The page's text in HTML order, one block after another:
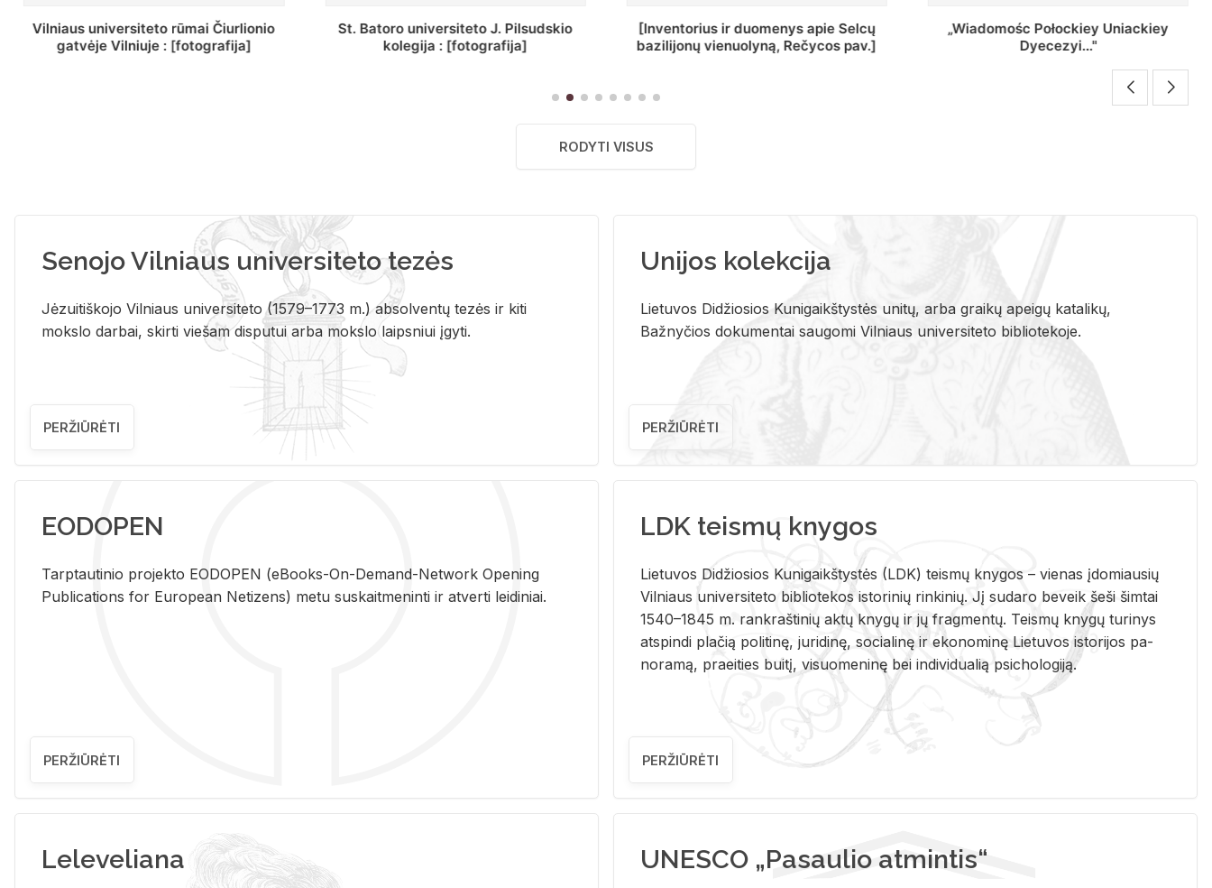
St. Batoro universiteto J. Pilsudskio
kolegija : [fotografija]
[Inventorius ir duomenys apie Selcų
bazilijonų vienuolyną, Rečycos pav.]
„Wiadomośc Połockiey Uniackiey
Dyecezyi..."
Regestr Parochow Dekanatu
Brzeskiego
RODYTI VISUS
Senojo Vilniaus universiteto tezės
Jėzuitiškojo Vilniaus universiteto (1579–1773 m.) absolventų tezės ir kiti
mokslo darbai, skirti viešam disputui arba mokslo laipsniui įgyti.
PERŽIŪRĖTI
Unijos kolekcija
Lietuvos Didžiosios Kunigaikštystės unitų, arba graikų apeigų katalikų,
Bažnyčios dokumentai saugomi Vilniaus universiteto bibliotekoje.
PERŽIŪRĖTI
EODOPEN
Tarp­tau­ti­nio pro­jek­to EO­DO­PEN (eBo­oks-On-De­mand-Ne­twork Ope­ning
Pub­li­ca­tions for Eu­ro­pe­an Ne­ti­zens) metu su­skait­me­nin­ti ir at­ver­ti lei­di­niai.
PERŽIŪRĖTI
LDK teismų knygos
Lie­tu­vos Di­džio­sios Ku­ni­gaikš­tys­tės (LDK) teis­mų kny­gos – vie­nas įdo­miau­sių
Vil­niaus uni­ver­si­te­to bi­b­lio­te­kos is­to­ri­nių rin­ki­nių. Jį su­da­ro be­veik šeši šim­tai
1540–1845 m. rank­raš­ti­nių aktų kny­gų ir jų frag­men­tų. Teis­mų kny­gų tu­ri­nys
at­spin­di pla­čią po­li­ti­nę, ju­ri­di­nę, so­cia­li­nę ir eko­no­mi­nę Lie­tu­vos is­to­ri­jos pa­
no­ra­mą, pra­ei­ties bui­tį, vi­suo­me­ni­nę bei in­di­vi­dua­lią psi­cho­lo­gi­ją.
PERŽIŪRĖTI
Leleveliana UNESCO „Pasaulio atmintis“